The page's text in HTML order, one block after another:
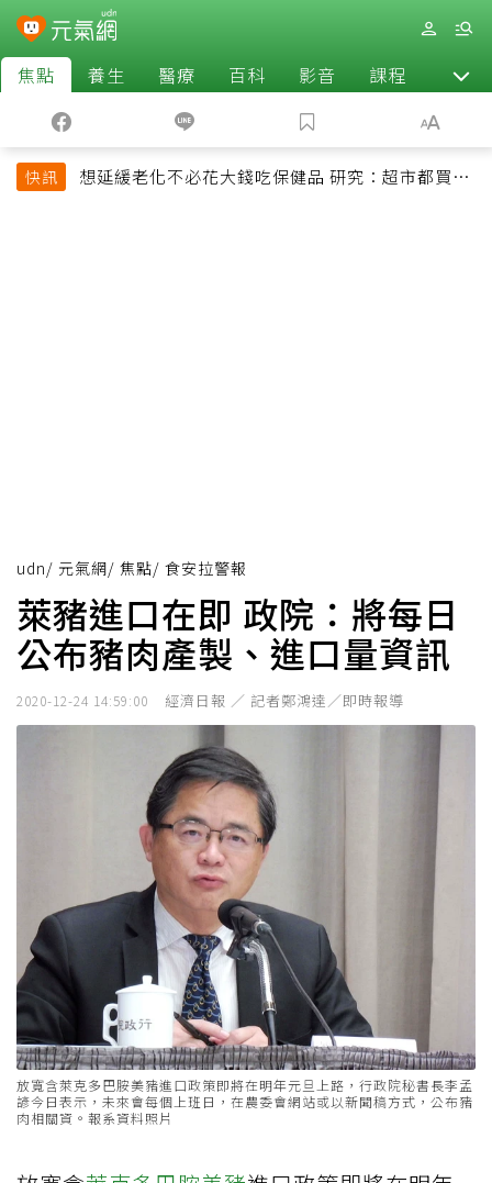
焦點 養生 醫療 百科 影音 課程 退休
快訊
想延緩老化不必花大錢吃保健品 研究：超市都買得
udn/ 元氣網/ 焦點/ 食安拉警報
萊豬進口在即 政院：將每日
公布豬肉產製、進口量資訊
2020-12-24 14:59:00 經濟日報 ／ 記者鄭鴻達／即時報導
放寬含萊克多巴胺美豬進口政策即將在明年元旦上路，行政院秘書長李孟
諺今日表示，未來會每個上班日，在農委會網站或以新聞稿方式，公布豬
肉相關資。報系資料照片